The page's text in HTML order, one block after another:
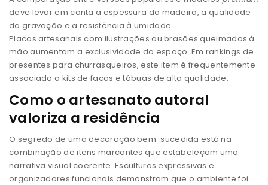
deve levar em conta a espessura da madeira, a qualidade
da gravação e a resistência à umidade.
Placas artesanais com ilustrações ou brasões queimados à
mão aumentam a exclusividade do espaço. Em rankings de
presentes para churrasqueiros, este item é frequentemente
associado a kits de facas e tábuas de alta qualidade.
Como o artesanato autoral
valoriza a residência
O segredo de uma decoração bem-sucedida está na
combinação de itens marcantes que estabeleçam uma
narrativa visual coerente. Esculturas expressivas e
organizadores funcionais demonstram que o ambiente foi